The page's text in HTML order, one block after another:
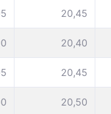
20,45
20,40
20,45
20,50